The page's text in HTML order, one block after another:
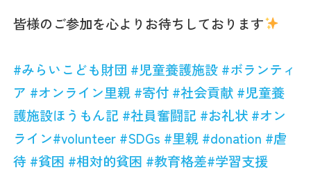
皆様のご参加を心よりお待ちしております
#みらいこども財団 #児童養護施設 #ボランティ
ア #オンライン里親 #寄付 #社会貢献 #児童養
護施設ほうもん記 #社員奮闘記 #お礼状 #オン
ライン#volunteer #SDGs #里親 #donation #虐
待 #貧困 #相対的貧困 #教育格差#学習支援